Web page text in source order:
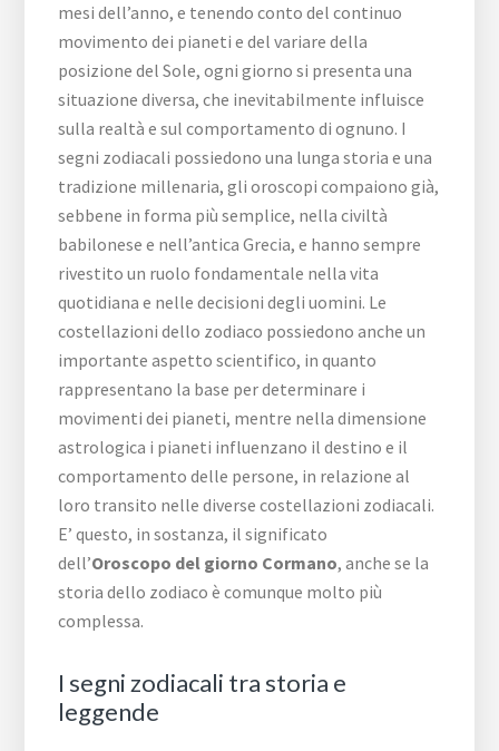
mesi dell’anno, e tenendo conto del continuo
movimento dei pianeti e del variare della
posizione del Sole, ogni giorno si presenta una
situazione diversa, che inevitabilmente influisce
sulla realtà e sul comportamento di ognuno. I
segni zodiacali possiedono una lunga storia e una
tradizione millenaria, gli oroscopi compaiono già,
sebbene in forma più semplice, nella civiltà
babilonese e nell’antica Grecia, e hanno sempre
rivestito un ruolo fondamentale nella vita
quotidiana e nelle decisioni degli uomini. Le
costellazioni dello zodiaco possiedono anche un
importante aspetto scientifico, in quanto
rappresentano la base per determinare i
movimenti dei pianeti, mentre nella dimensione
astrologica i pianeti influenzano il destino e il
comportamento delle persone, in relazione al
loro transito nelle diverse costellazioni zodiacali.
E’ questo, in sostanza, il significato
dell’Oroscopo del giorno Cormano, anche se la
storia dello zodiaco è comunque molto più
complessa.
I segni zodiacali tra storia e
leggende